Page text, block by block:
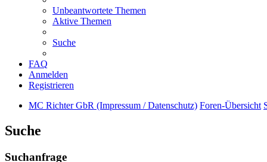
Unbeantwortete Themen
Aktive Themen
Suche
FAQ
Anmelden
Registrieren
MC Richter GbR (Impressum / Datenschutz) Foren-Übersicht
Suche
Suchanfrage